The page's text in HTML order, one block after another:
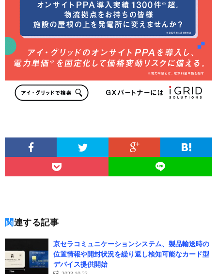
関連する記事
京セラコミュニケーションシステム、製品輸送時の
位置情報や開封状況を繰り返し検知可能なカード型
デバイス提供開始